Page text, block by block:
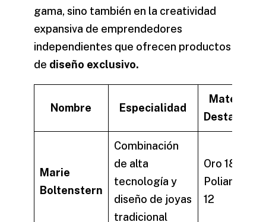
gama, sino también en la creatividad
expansiva de emprendedores
independientes que ofrecen productos
de diseño exclusivo.
Nombre Especialidad
Material
Destacado
Marie
Boltenstern
Combinación
de alta
tecnología y
diseño de joyas
tradicional
Oro 18k,
Poliamida
12